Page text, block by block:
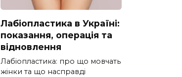
Лабіопластика в Україні:
показання, операція та
відновлення
Лабіопластика: про що мовчать
жінки та що насправді